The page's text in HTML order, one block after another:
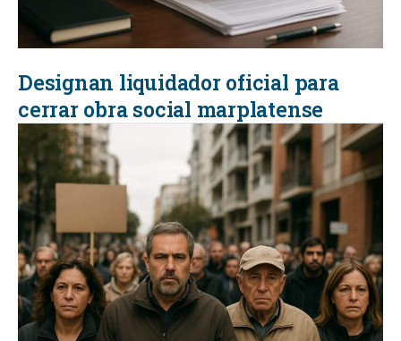
Designan liquidador oficial para
cerrar obra social marplatense